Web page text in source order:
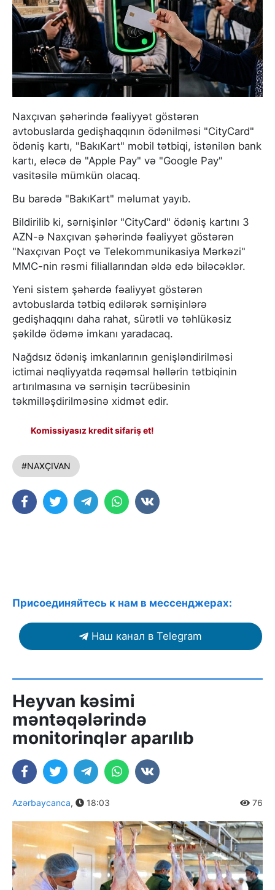
Naxçıvan şəhərində fəaliyyət göstərən
avtobuslarda gedişhaqqının ödənilməsi "CityCard"
ödəniş kartı, "BakıKart" mobil tətbiqi, istənilən bank
kartı, eləcə də "Apple Pay" və "Google Pay"
vasitəsilə mümkün olacaq.
Bu barədə "BakıKart" məlumat yayıb.
Bildirilib ki, sərnişinlər "CityCard" ödəniş kartını 3
AZN-ə Naxçıvan şəhərində fəaliyyət göstərən
"Naxçıvan Poçt və Telekommunikasiya Mərkəzi"
MMC-nin rəsmi filiallarından əldə edə biləcəklər.
Yeni sistem şəhərdə fəaliyyət göstərən
avtobuslarda tətbiq edilərək sərnişinlərə
gedişhaqqını daha rahat, sürətli və təhlükəsiz
şəkildə ödəmə imkanı yaradacaq.
Nağdsız ödəniş imkanlarının genişləndirilməsi
ictimai nəqliyyatda rəqəmsal həllərin tətbiqinin
artırılmasına və sərnişin təcrübəsinin
təkmilləşdirilməsinə xidmət edir.
Komissiyasız kredit sifariş et!
#NAXÇIVAN
Присоединяйтесь к нам в мессенджерах:
Наш канал в Telegram
Heyvan kəsimi
məntəqələrində
monitorinqlər aparılıb
Azərbaycanca, 18:03 76